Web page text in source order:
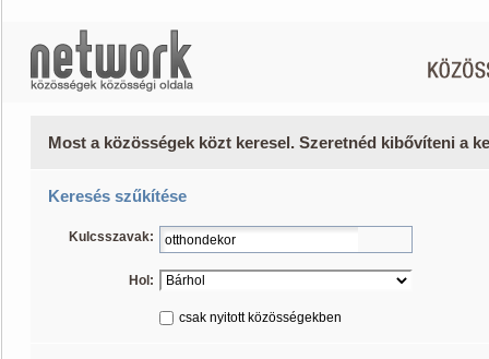
Most a közösségek közt keresel. Szeretnéd kibővíteni a
Keresés szűkítése
Kulcsszavak:
Hol:
csak nyitott közösségekben